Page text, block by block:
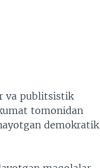
va publitsistik
tomonidan
demokratik